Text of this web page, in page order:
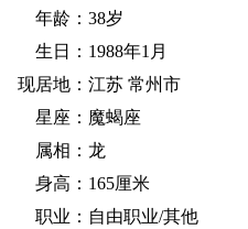
年龄： 38岁
生日： 1988年1月
现居地： 江苏 常州市
星座： 魔蝎座
属相： 龙
身高： 165厘米
职业： 自由职业/其他